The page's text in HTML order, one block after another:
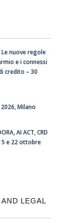
Le nuove regole
e i connessi
credito – 30
Milano
AI ACT, CRD
e 22 ottobre
LEGAL